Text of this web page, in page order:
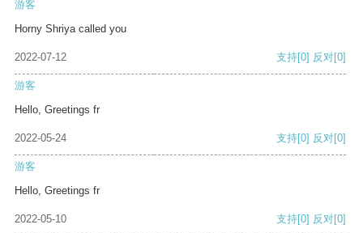
游客
Horny Shriya called you
2022-07-12 支持[0] 反对[0]
游客
Hello, Greetings fr
2022-05-24 支持[0] 反对[0]
游客
Hello, Greetings fr
2022-05-10 支持[0] 反对[0]